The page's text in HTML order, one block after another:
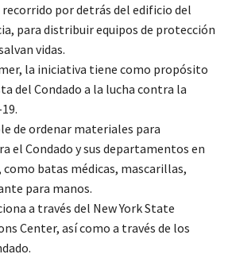
recorrido por detrás del edificio del
para distribuir equipos de protección
vidas.
la iniciativa tiene como propósito
del Condado a la lucha contra la
de ordenar materiales para
el Condado y sus departamentos en
como batas médicas, mascarillas,
para manos.
a través del New York State
Center, así como a través de los